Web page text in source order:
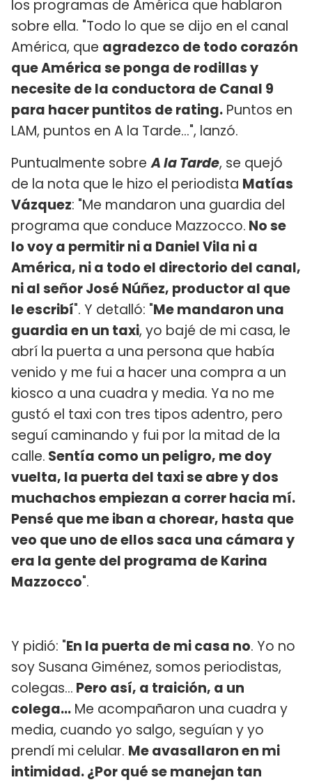
los programas de América que hablaron
sobre ella. "Todo lo que se dijo en el canal
América, que agradezco de todo corazón
que América se ponga de rodillas y
necesite de la conductora de Canal 9
para hacer puntitos de rating. Puntos en
LAM, puntos en A la Tarde...", lanzó.
Puntualmente sobre A la Tarde, se quejó
de la nota que le hizo el periodista Matías
Vázquez: "Me mandaron una guardia del
programa que conduce Mazzocco. No se
lo voy a permitir ni a Daniel Vila ni a
América, ni a todo el directorio del canal,
ni al señor José Núñez, productor al que
le escribí". Y detalló: "Me mandaron una
guardia en un taxi, yo bajé de mi casa, le
abrí la puerta a una persona que había
venido y me fui a hacer una compra a un
kiosco a una cuadra y media. Ya no me
gustó el taxi con tres tipos adentro, pero
seguí caminando y fui por la mitad de la
calle. Sentía como un peligro, me doy
vuelta, la puerta del taxi se abre y dos
muchachos empiezan a correr hacia mí.
Pensé que me iban a chorear, hasta que
veo que uno de ellos saca una cámara y
era la gente del programa de Karina
Mazzocco".
Y pidió: "En la puerta de mi casa no. Yo no
soy Susana Giménez, somos periodistas,
colegas... Pero así, a traición, a un
colega... Me acompañaron una cuadra y
media, cuando yo salgo, seguían y yo
prendí mi celular. Me avasallaron en mi
intimidad. ¿Por qué se manejan tan